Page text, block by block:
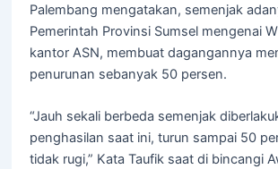
Palembang mengatakan, semenjak
Pemerintah Provinsi Sumsel mengenai
kantor ASN, membuat dagangannya
penurunan sebanyak 50 persen.
“Jauh sekali berbeda semenjak
penghasilan saat ini, turun sampai 50
tidak rugi,” Kata Taufik saat di bincangi